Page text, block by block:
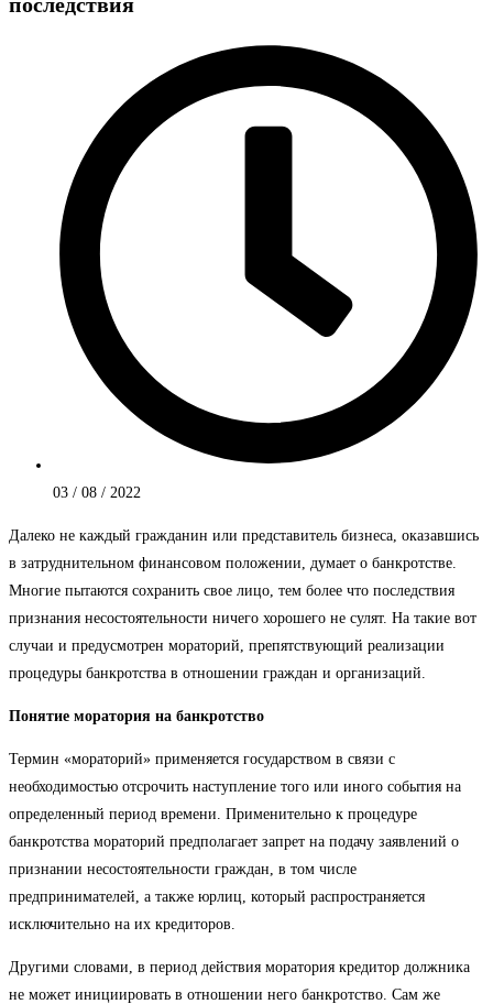
03 / 08 / 2022
Далеко не каждый гражданин или представитель бизнеса, оказавшись
в затруднительном финансовом положении, думает о банкротстве.
Многие пытаются сохранить свое лицо, тем более что последствия
признания несостоятельности ничего хорошего не сулят. На такие вот
случаи и предусмотрен мораторий, препятствующий реализации
процедуры банкротства в отношении граждан и организаций.
Понятие моратория на банкротство
Термин «мораторий» применяется государством в связи с
необходимостью отсрочить наступление того или иного события на
определенный период времени. Применительно к процедуре
банкротства мораторий предполагает запрет на подачу заявлений о
признании несостоятельности граждан, в том числе
предпринимателей, а также юрлиц, который распространяется
исключительно на их кредиторов.
Другими словами, в период действия моратория кредитор должника
не может инициировать в отношении него банкротство. Сам же